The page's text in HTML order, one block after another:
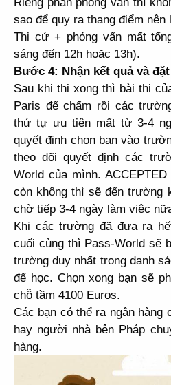
sao để quy ra thang điểm nên
Thi cử + phỏng vấn mất
sáng đến 12h hoặc 13h).
Bước 4: Nhận kết quả và
Sau khi thi xong thì bài thi
Paris để chấm rồi các
thứ tự ưu tiên mất từ 3-4
quyết định chọn bạn vào
theo dõi quyết định các
World của mình.
còn không thì sẽ đến trường
chờ tiếp 3-4 ngày làm việc
Khi các trường đã đưa ra
cuối cùng thì Pass-World sẽ
trường duy nhất trong danh
để học. Chọn xong bạn sẽ
chỗ tầm 4100 Euros.
Các bạn có thể ra ngân hàng
hay người nhà bên Pháp
hàng.